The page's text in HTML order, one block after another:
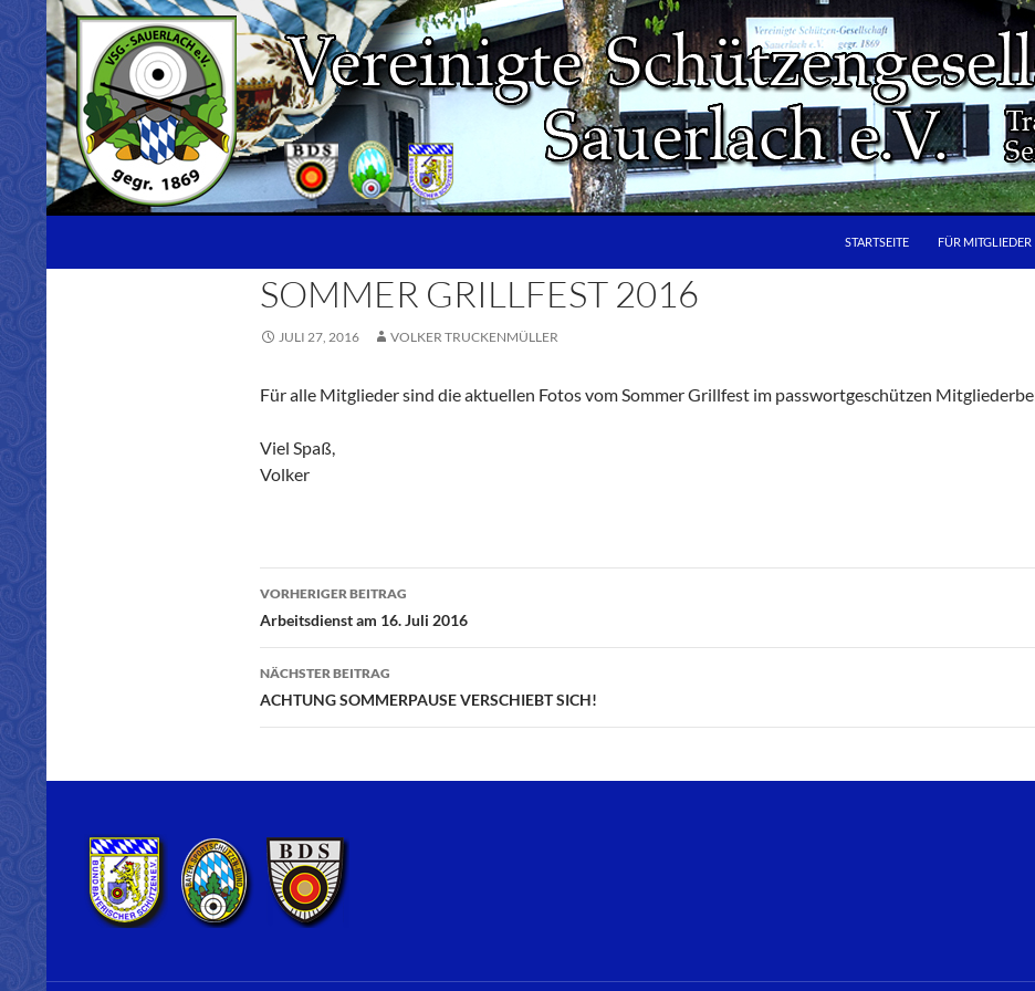
Inhalt
springen
STARTSEITE FÜR MITGLIEDER
SOMMER GRILLFEST 2016
JULI 27, 2016 VOLKER TRUCKENMÜLLER
Für alle Mitglieder sind die aktuellen Fotos vom Sommer Grillfest im passwortgeschützen
Viel Spaß,
Volker
Beitragsnavigation
VORHERIGER BEITRAG
Arbeitsdienst am 16. Juli 2016
NÄCHSTER BEITRAG
ACHTUNG SOMMERPAUSE VERSCHIEBT SICH!